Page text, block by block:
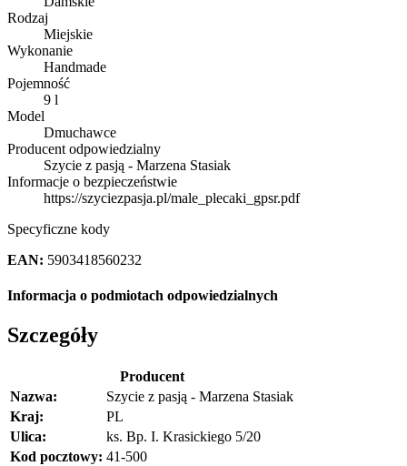
Rodzaj
Miejskie
Wykonanie
Handmade
Pojemność
9 l
Model
Dmuchawce
Producent odpowiedzialny
Szycie z pasją - Marzena Stasiak
Informacje o bezpieczeństwie
https://szyciezpasja.pl/male_plecaki_gpsr.pdf
Specyficzne kody
EAN: 5903418560232
Informacja o podmiotach odpowiedzialnych
Szczegóły
Producent
Nazwa:
Szycie z pasją - Marzena Stasiak
Kraj:
PL
Ulica:
ks. Bp. I. Krasickiego 5/20
Kod pocztowy: 41-500